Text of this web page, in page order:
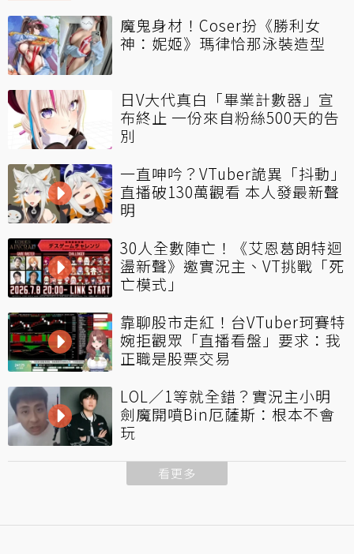
魔鬼身材！Coser扮《勝利女
神：妮姬》瑪律恰那泳裝造型
日V大代真白「畢業計數器」宣
布終止 一份來自粉絲500天的告
別
一直呻吟？VTuber詭異「抖動」
直播破130萬觀看 本人發最新聲
明
30人全數陣亡！《艾恩葛朗特迴
盪新聲》邀實況主、VT挑戰「死
亡模式」
靠聊股市走紅！台VTuber珂賽特
婉拒觀眾「直播看盤」要求：我
正職是股票交易
LOL／1等就全錯？實況主小明
劍魔開噴Bin厄薩斯：根本不會
玩
看更多